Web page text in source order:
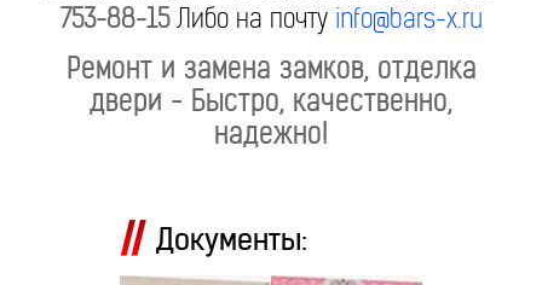
753-88-15Либо на почту info@bars-x.ru
Ремонт и замена замков, отделка
двери - Быстро, качественно,
надежно!
Документы: